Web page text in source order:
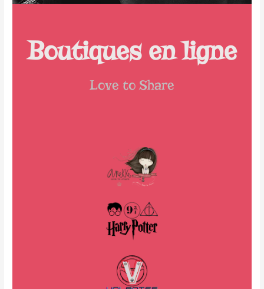
Boutiques en ligne
Love to Share